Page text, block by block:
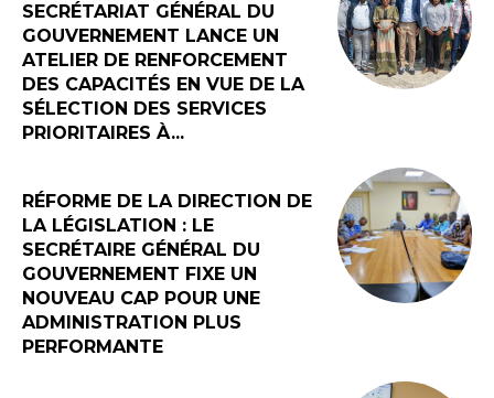
SECRÉTARIAT GÉNÉRAL DU
GOUVERNEMENT LANCE UN
ATELIER DE RENFORCEMENT
DES CAPACITÉS EN VUE DE LA
SÉLECTION DES SERVICES
PRIORITAIRES À...
RÉFORME DE LA DIRECTION DE
LA LÉGISLATION : LE
SECRÉTAIRE GÉNÉRAL DU
GOUVERNEMENT FIXE UN
NOUVEAU CAP POUR UNE
ADMINISTRATION PLUS
PERFORMANTE